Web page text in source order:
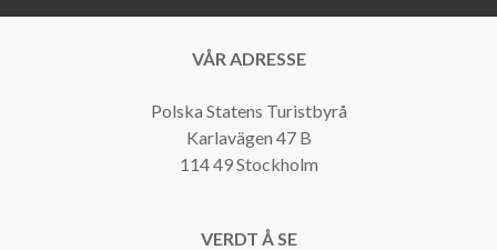
VÅR ADRESSE
Polska Statens Turistbyrå
Karlavägen 47 B
114 49 Stockholm
VERDT Å SE